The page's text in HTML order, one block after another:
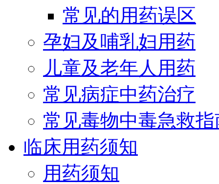
常见的用药误区
孕妇及哺乳妇用药
儿童及老年人用药
常见病症中药治疗
常见毒物中毒急救指
临床用药须知
用药须知